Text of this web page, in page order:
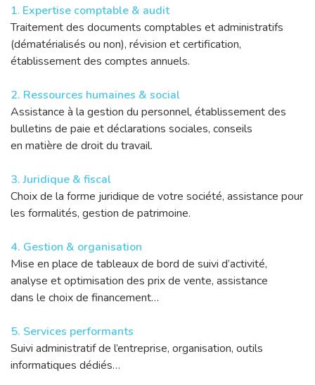
1. Expertise comptable & audit
Traitement des documents comptables et administratifs
(dématérialisés ou non), révision et certification,
établissement des comptes annuels.
2. Ressources humaines & social
Assistance à la gestion du personnel, établissement des
bulletins de paie et déclarations sociales, conseils
en matière de droit du travail.
3. Juridique & fiscal
Choix de la forme juridique de votre société, assistance pour
les formalités, gestion de patrimoine.
4. Gestion & organisation
Mise en place de tableaux de bord de suivi d’activité,
analyse et optimisation des prix de vente, assistance
dans le choix de financement…
5. Services performants
Suivi administratif de l’entreprise, organisation, outils
informatiques dédiés…